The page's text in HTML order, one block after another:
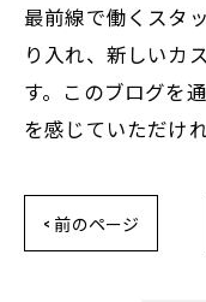
最前線で働くスタ
り入れ、新しいカ
す。このブログを
を感じていただけ
< 前のページ